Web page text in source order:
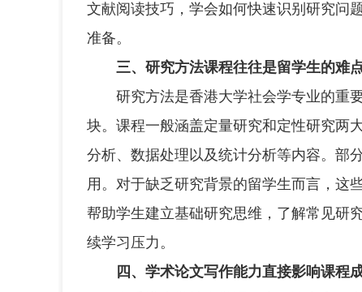
文献阅读技巧，学会如何快速识别研究问
准备。
三、研究方法课程往往是留学生的难
研究方法是香港大学社会学专业的重要
块。课程一般涵盖定量研究和定性研究两
分析、数据处理以及统计分析等内容。部
用。对于缺乏研究背景的留学生而言，这
帮助学生建立基础研究思维，了解常见研
续学习压力。
四、学术论文写作能力直接影响课程